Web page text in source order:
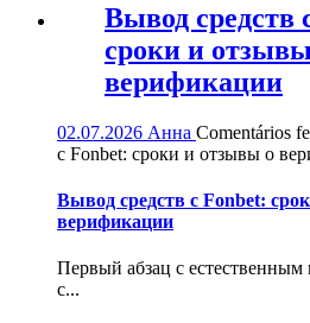
Вывод средств
сроки и
верификации
02.07.2026 Анна Comentários
с Fonbet: сроки и отзывы о
Вывод средств с Fonbet:
верификации
Первый абзац с
с...